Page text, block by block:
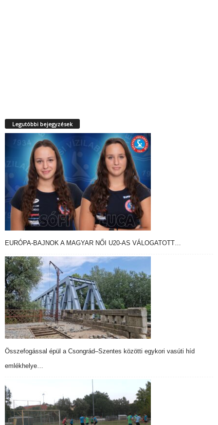
Legutóbbi bejegyzések
EURÓPA-BAJNOK A MAGYAR NŐI U20-AS VÁLOGATOTT…
Összefogással épül a Csongrád–Szentes közötti egykori vasúti híd
emlékhelye…